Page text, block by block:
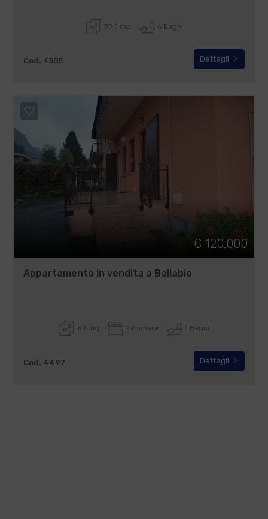
500 mq 6 Bagni
Cod. 4505 Dettagli
€ 120.000
Appartamento in vendita a Ballabio
52 mq 2 Camere 1 Bagni
Cod. 4497 Dettagli